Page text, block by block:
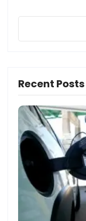
Recent Posts